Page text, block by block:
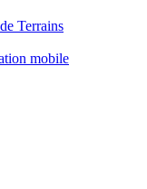
Terrains
mobile